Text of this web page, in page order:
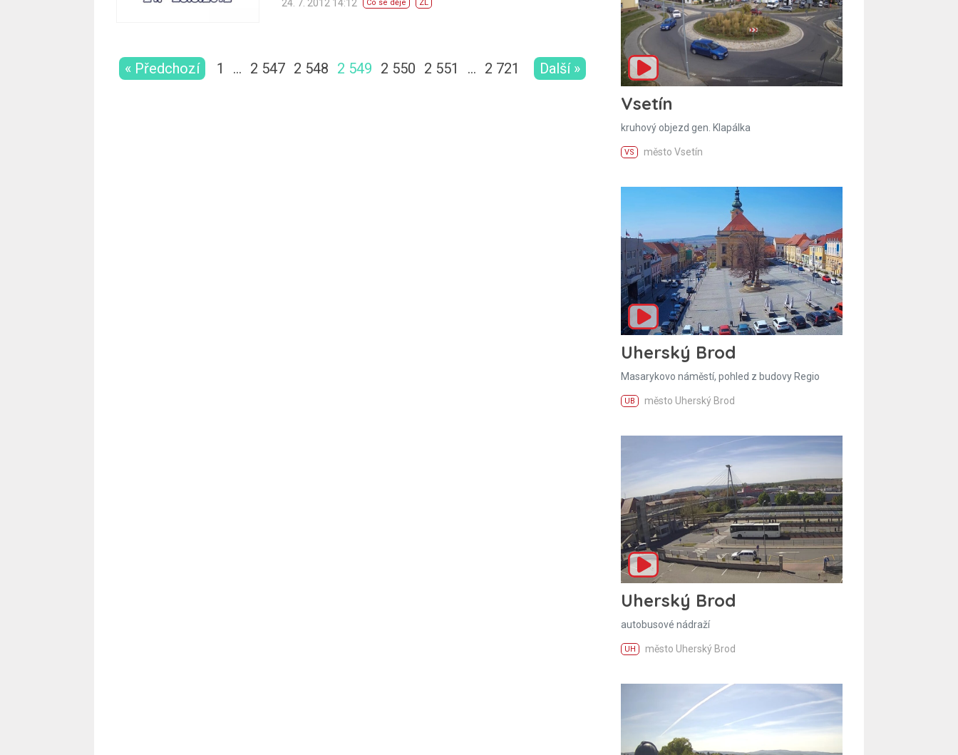
24. 7. 2012 14:12 Co se děje ZL
« Předchozí 1 … 2 547 2 548 2 549 2 550 2 551 … 2 721 Další »
Vsetín
kruhový objezd gen. Klapálka
VS město Vsetín
Uherský Brod
Masarykovo náměstí, pohled z budovy Regio
UB město Uherský Brod
Uherský Brod
autobusové nádraží
UH město Uherský Brod